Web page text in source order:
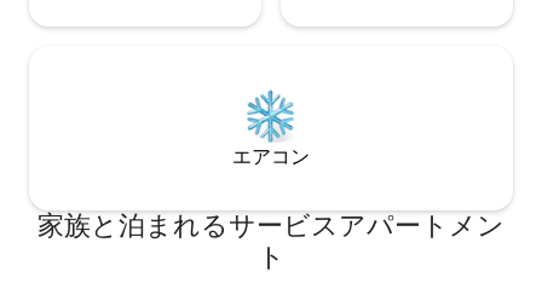
エアコン
家族と泊まれるサービスアパートメン
ト